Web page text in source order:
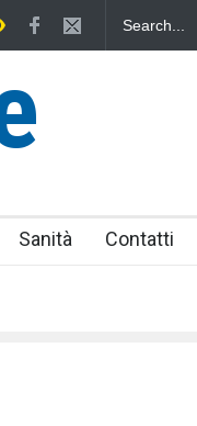
tarquiniese senza tomba
Sanità Contatti